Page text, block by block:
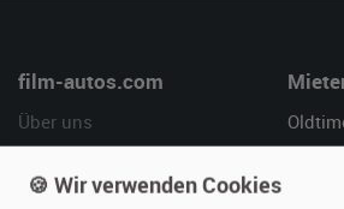
film-autos.com
Über uns
Referenzen
🍪 Wir verwenden Cookies